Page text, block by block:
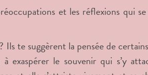
et les réflexions qui
te suggèrent la pensée de
exaspérer le souvenir qui s’y